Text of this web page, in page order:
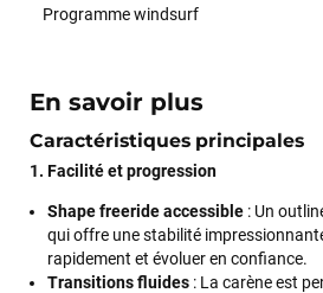
Programme windsurf
En savoir plus
Caractéristiques principales
1. Facilité et progression
Shape freeride accessible : Un
qui offre une stabilité
rapidement et évoluer en confiance.
Transitions fluides : La carène est